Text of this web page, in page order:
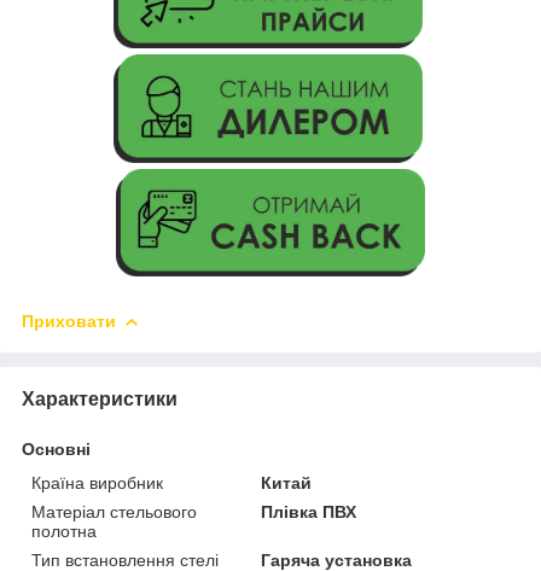
Приховати
Характеристики
Основні
Країна виробник
Китай
Матеріал стельового
полотна
Плівка ПВХ
Тип встановлення стелі
Гаряча установка